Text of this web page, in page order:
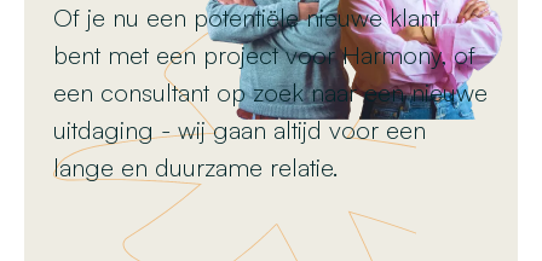
Of je nu een potentiële nieuwe klant
bent met een project voor Harmony, of
een consultant op zoek naar een nieuwe
uitdaging - wij gaan altijd voor een
lange en duurzame relatie.